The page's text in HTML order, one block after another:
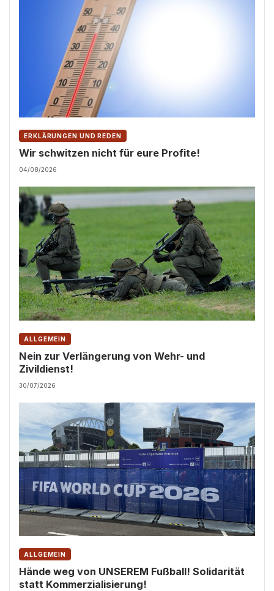
ERKLÄRUNGEN UND REDEN
Wir schwitzen nicht für eure Profite!
04/08/2026
ALLGEMEIN
Nein zur Verlängerung von Wehr- und
Zivildienst!
30/07/2026
ALLGEMEIN
Hände weg von UNSEREM Fußball! Solidarität
statt Kommerzialisierung!